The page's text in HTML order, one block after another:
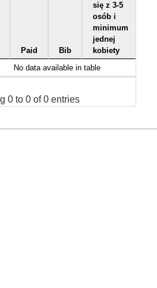
Paid Bib
się z 3-5
osób i
minimum
jednej
kobiety
No data available in table
0 to 0 of 0 entries